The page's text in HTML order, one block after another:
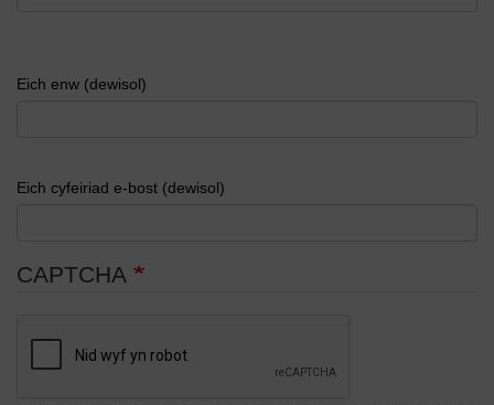
Eich enw (dewisol)
Eich cyfeiriad e-bost (dewisol)
CAPTCHA